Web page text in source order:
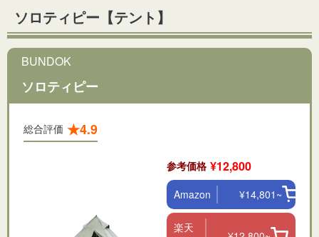
ソロティピー【テント】
BUNDOK
ソロティピー
総合評価 ★4.9
参考価格 ¥12,800
Amazon ¥14,801~
楽天